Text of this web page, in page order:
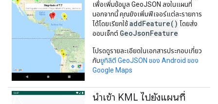
เพื่อเพิ่มข้อมูล GeoJSON ลงในแผนที่
นอกจากนี้ คุณยังเพิ่มฟีเจอร์แต่ละรายการ
ได้โดยเรียกใช้addFeature() โดยส่ง
ออบเจ็กต์ GeoJsonFeature
โปรดดูรายละเอียดในเอกสารประกอบเกี่ยว
กับยูทิลิตี GeoJSON ของ Android ของ
Google Maps
นําเข้า KML ไปยังแผนที่